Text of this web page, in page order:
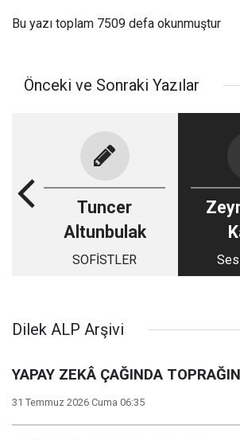
Bu yazı toplam 7509 defa okunmuştur
Önceki ve Sonraki Yazılar
Tuncer
Altunbulak
SOFİSTLER
Dilek ALP Arşivi
YAPAY ZEKÂ ÇAĞINDA
31 Temmuz 2026 Cuma 06:35